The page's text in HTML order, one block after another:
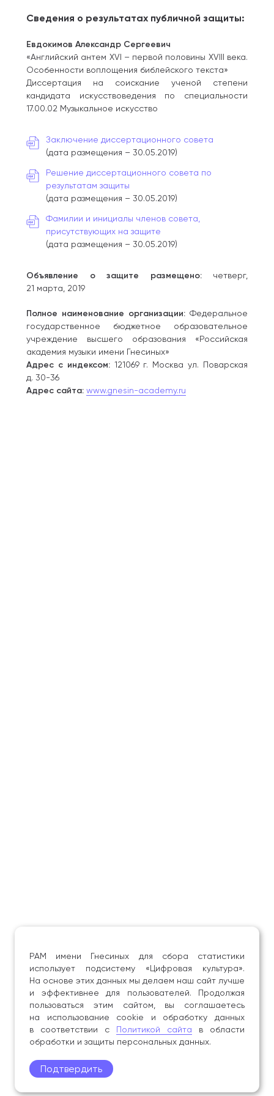
Сведения о результатах публичной защиты:
Евдокимов Александр Сергеевич
«Английский антем XVI – первой половины XVIII века.
Особенности воплощения библейского текста»
Диссертация на соискание ученой степени
кандидата искусствоведения по специальности
17.00.02 Музыкальное искусство
Заключение диссертационного совета
(дата размещения – 30.05.2019)
Решение диссертационного совета по
результатам защиты
(дата размещения – 30.05.2019)
Фамилии и инициалы членов совета,
присутствующих на защите
(дата размещения – 30.05.2019)
Объявление о защите размещено:четверг,
21 марта, 2019
Полное наименование организации: Федеральное
государственное бюджетное образовательное
учреждение высшего образования «Российская
академия музыки имени Гнесиных»
Адрес с индексом:121069 г. Москва ул. Поварская
д. 30-36
Адрес сайта: www.gnesin-academy.ru
РАМ имени Гнесиных для сбора статистики
использует подсистему «Цифровая культура».
На основе этих данных мы делаем наш сайт лучше
и эффективнее для пользователей. Продолжая
пользоваться этим сайтом, вы соглашаетесь
на использование cookie и обработку данных
в соответствии с Политикой сайта в области
обработки и защиты персональных данных.
Подтвердить